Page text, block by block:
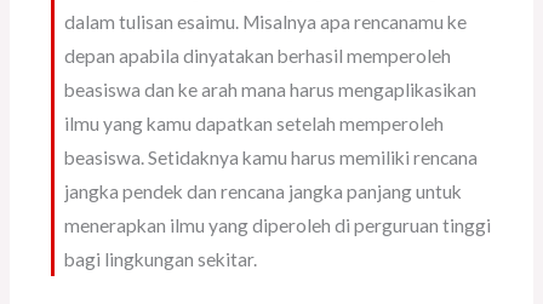
dalam tulisan esaimu. Misalnya apa rencanamu ke
depan apabila dinyatakan berhasil memperoleh
beasiswa dan ke arah mana harus mengaplikasikan
ilmu yang kamu dapatkan setelah memperoleh
beasiswa. Setidaknya kamu harus memiliki rencana
jangka pendek dan rencana jangka panjang untuk
menerapkan ilmu yang diperoleh di perguruan tinggi
bagi lingkungan sekitar.